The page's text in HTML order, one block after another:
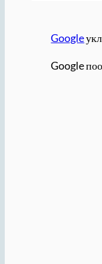
Google
Google